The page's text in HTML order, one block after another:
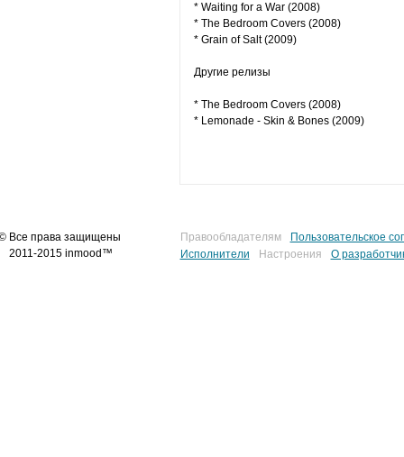
* Waiting for a War (2008)
* The Bedroom Covers (2008)
* Grain of Salt (2009)
Другие релизы
* The Bedroom Covers (2008)
* Lemonade - Skin & Bones (2009)
Все права защищены
2011-2015 inmood™
Правообладателям
Пользовательское
Исполнители
Настроения О